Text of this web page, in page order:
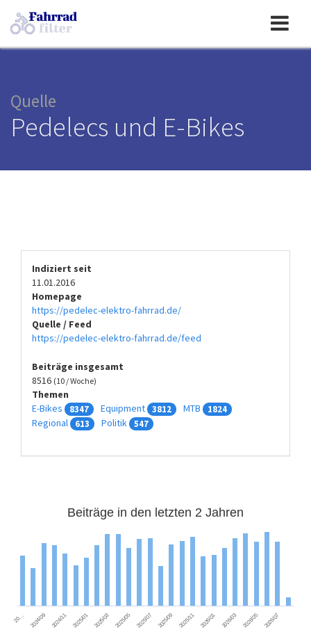
Toggle
navigation
Quelle
Pedelecs und E-Bikes
Indiziert seit
11.01.2016
Homepage
https://pedelec-elektro-fahrrad.de/
Quelle / Feed
https://pedelec-elektro-fahrrad.de/feed
Beiträge insgesamt
8516 (10 / Woche)
Themen
E-Bikes
8347 Equipment 3812 MTB 1824
Regional 613 Politik 547
Beiträge in den letzten 2 Jahren
20… 2024/09 2024/11 2025/01 2025/03 2025/05 2025/07 2025/09 2025/11 2026/01 2026/03 2026/05 2026/07